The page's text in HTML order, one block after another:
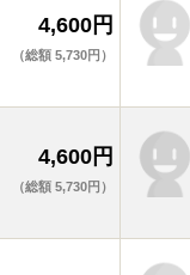
4,600円
（総額 5,730円）
4,600円
（総額 5,730円）